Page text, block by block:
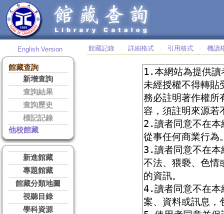
English Version
館藏查詢
新增查詢
查詢結果
查詢歷史
標記記錄
他校館藏
新進館藏
專題館藏
館藏分類地圖
視聽目錄
學科資源
館藏記錄 ‧ 詳細格式 ‧ 引用格式 ‧ 機讀